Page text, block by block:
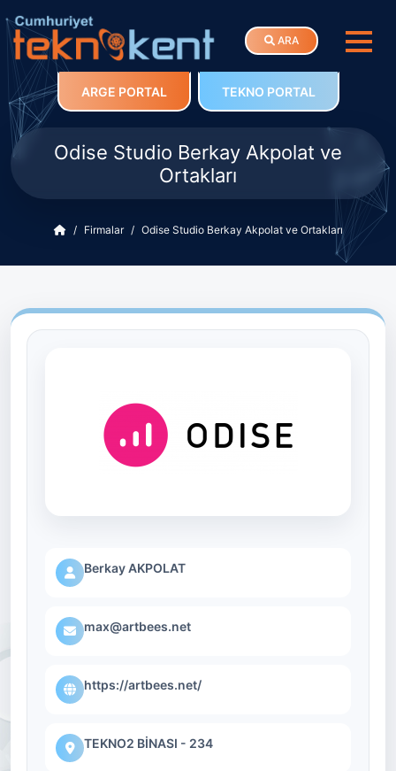
ARA
ARGE PORTAL TEKNO PORTAL
Odise Studio Berkay Akpolat ve
Ortakları
Firmalar Odise Studio Berkay Akpolat ve Ortakları
Berkay AKPOLAT
max@artbees.net
https://artbees.net/
TEKNO2 BİNASI - 234